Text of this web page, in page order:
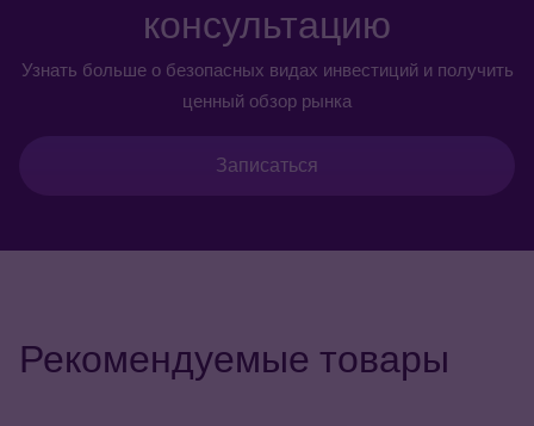
консультацию
Узнать больше о безопасных видах инвестиций и получить
ценный обзор рынка
Записаться
Рекомендуемые товары